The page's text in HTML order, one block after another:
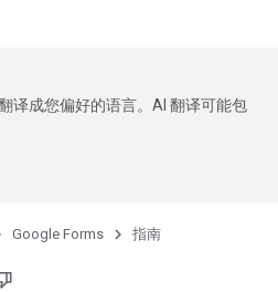
译成您偏好的语言。AI 翻译可能包
Google Forms 指南